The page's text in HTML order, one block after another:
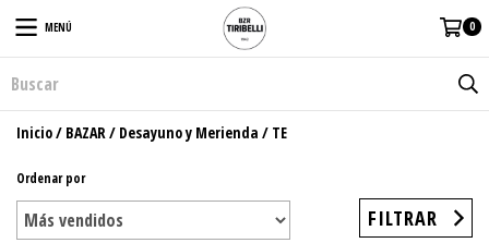
MENÚ 0
Inicio/ BAZAR/ Desayuno y Merienda / TE
Ordenar por
FILTRAR